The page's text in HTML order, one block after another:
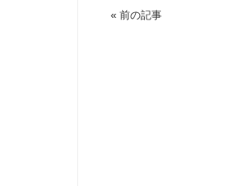
« 前の記事